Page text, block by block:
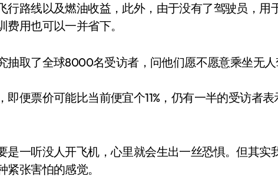
行路线以及燃油收益，此外，由于没有了驾驶员，用
用也可以一并省下。
抽取了全球8000名受访者，问他们愿不愿意乘坐无
便票价可能比当前便宜个11%，仍有一半的受访者表
是一听没人开飞机，心里就会生出一丝恐惧。但其实
张害怕的感觉。